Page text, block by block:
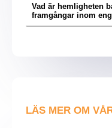
Vad är hemligheten
framgångar inom
LÄS MER OM